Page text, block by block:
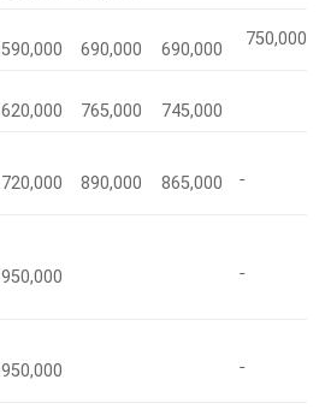
590,000 690,000 690,000
750,000
620,000 765,000
745,000
720,000 890,000 865,000
950,000
950,000